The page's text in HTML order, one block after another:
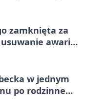
zamknięta za
awarii
w jednym
po rodzinne